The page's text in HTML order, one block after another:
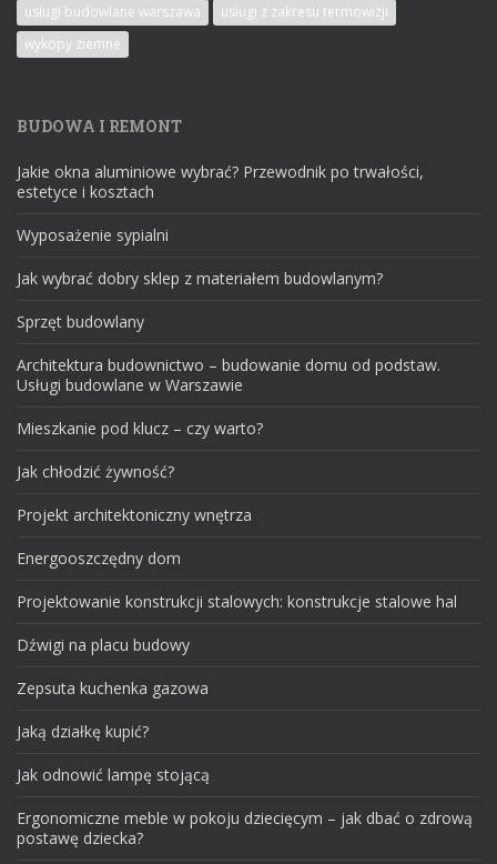
usługi budowlane warszawa
usługi z zakresu termowizji
wykopy ziemne
BUDOWA I REMONT
Jakie okna aluminiowe wybrać? Przewodnik po trwałości,
estetyce i kosztach
Wyposażenie sypialni
Jak wybrać dobry sklep z materiałem budowlanym?
Sprzęt budowlany
Architektura budownictwo – budowanie domu od podstaw.
Usługi budowlane w Warszawie
Mieszkanie pod klucz – czy warto?
Jak chłodzić żywność?
Projekt architektoniczny wnętrza
Energooszczędny dom
Projektowanie konstrukcji stalowych: konstrukcje stalowe hal
Dźwigi na placu budowy
Zepsuta kuchenka gazowa
Jaką działkę kupić?
Jak odnowić lampę stojącą
Ergonomiczne meble w pokoju dziecięcym – jak dbać o zdrową
postawę dziecka?